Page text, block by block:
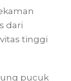
dari
tinggi
pucuk